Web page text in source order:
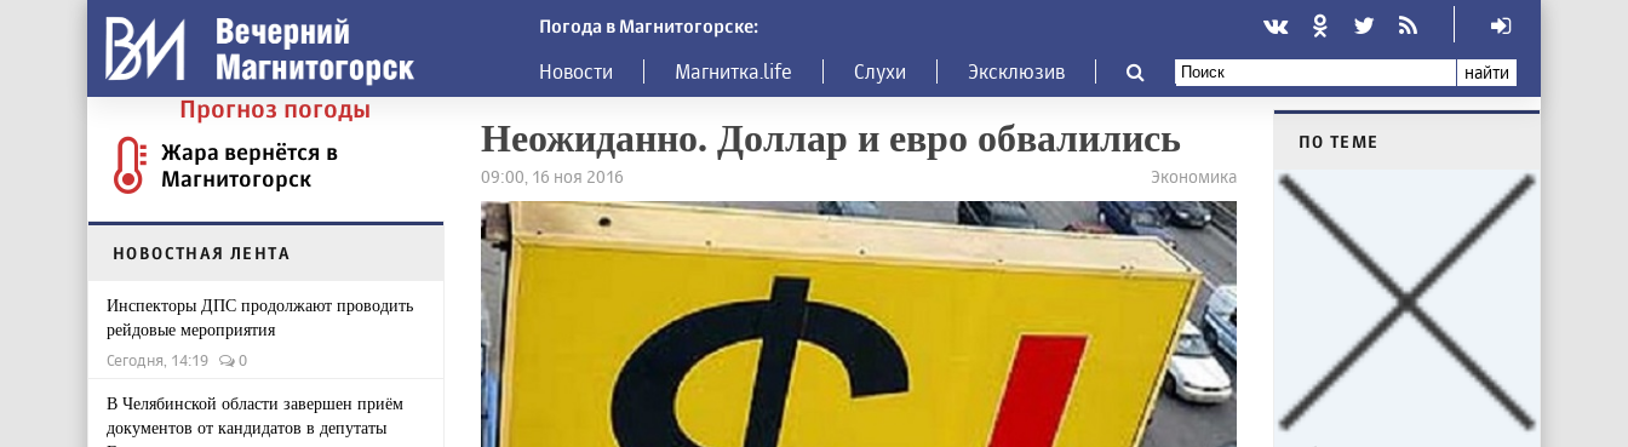
Погода в Магнитогорске:
Новости Магнитка.life Слухи Эксклюзив найти
Прогноз погоды
Жара вернётся в
Магнитогорск
НОВОСТНАЯ ЛЕНТА
Инспекторы ДПС продолжают проводить
рейдовые мероприятия
Сегодня, 14:19 0
В Челябинской области завершен приём
документов от кандидатов в депутаты
Неожиданно. Доллар и евро обвалились
09:00, 16 ноя 2016 Экономика
ПО ТЕМЕ